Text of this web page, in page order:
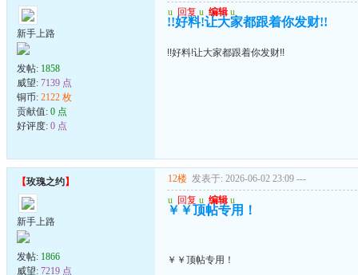
新手上路
发帖: 1858
威望: 7139 点
铜币: 2122 枚
贡献值: 0 点
好评度: 0 点
u 回复 u 编辑 u
!!好料!让大家都跟着你发财!!
!!好料!让大家都跟着你发财!!
【玫瑰之约】
新手上路
发帖: 1866
威望: 7219 点
12楼 发表于: 2026-06-02 23:09 ---
u 回复 u 编辑 u
￥￥顶帖专用！
￥￥顶帖专用！